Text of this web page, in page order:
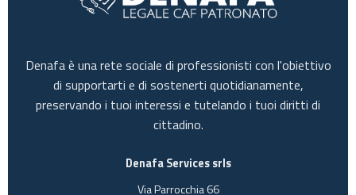
Denafa è una rete sociale di professionisti con l'obiettivo
di supportarti e di sostenerti quotidianamente,
preservando i tuoi interessi e tutelando i tuoi diritti di
cittadino.
Denafa Services srls
Via Parrocchia 66